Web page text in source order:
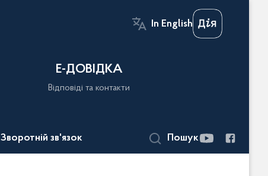
In English
Е-ДОВІДКА
Відповіді та контакти
Зворотній зв'язок Пошук